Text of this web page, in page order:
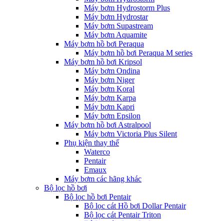
Máy bơm Hydrostorm Plus
Máy bơm Hydrostar
Máy bơm Supastream
Máy bơm Aquamite
Máy bơm hồ bơi Peraqua
Máy bơm hồ bơi Peraqua M series
Máy bơm hồ bơi Kripsol
Máy bơm Ondina
Máy bơm Niger
Máy bơm Koral
Máy bơm Karpa
Máy bơm Kapri
Máy bơm Epsilon
Máy bơm hồ bơi Astralpool
Máy bơm Victoria Plus Silent
Phụ kiện thay thế
Waterco
Pentair
Emaux
Máy bơm các hãng khác
Bộ lọc hồ bơi
Bộ lọc hồ bơi Pentair
Bộ lọc cát Hồ bơi Dollar Pentair
Bộ lọc cát Pentair Triton